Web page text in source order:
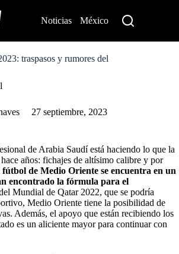
Noticias México
traspasos y rumores del
27 septiembre, 2023
de Arabia Saudí está haciendo lo que la
años: fichajes de altísimo calibre y por
de Medio Oriente se encuentra en un
encontrado la fórmula para el
Mundial de Qatar 2022, que se podría
Medio Oriente tiene la posibilidad de
Además, el apoyo que están recibiendo los
es un aliciente mayor para continuar con